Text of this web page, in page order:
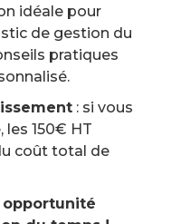
idéale pour
de gestion du
pratiques
: si vous
les 150€ HT
coût total de
opportunité